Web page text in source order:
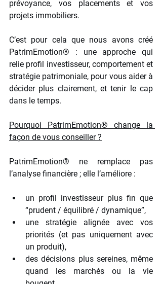
prévoyance, vos placements et vos
projets immobiliers.
C’est pour cela que nous avons créé
PatrimEmotion® : une approche qui
relie profil investisseur, comportement et
stratégie patrimoniale, pour vous aider à
décider plus clairement, et tenir le cap
dans le temps.
Pourquoi PatrimEmotion® change la
façon de vous conseiller ?
PatrimEmotion® ne remplace pas
l’analyse financière ; elle l’améliore :
un profil investisseur plus fin que
“prudent / équilibré / dynamique”,
une stratégie alignée avec vos
priorités (et pas uniquement avec
un produit),
des décisions plus sereines, même
quand les marchés ou la vie